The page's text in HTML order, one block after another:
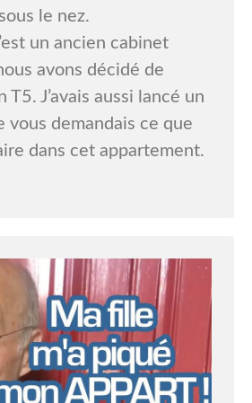
le nez.
un ancien cabinet
avons décidé de
J’avais aussi lancé un
vous demandais ce que
dans cet appartement.